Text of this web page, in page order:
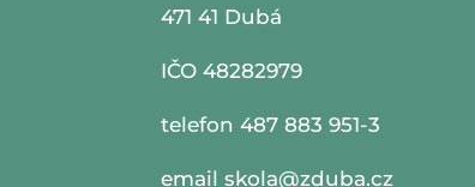
471 41 Dubá
IČO 48282979
telefon 487 883 951-3
emailskola@zduba.cz